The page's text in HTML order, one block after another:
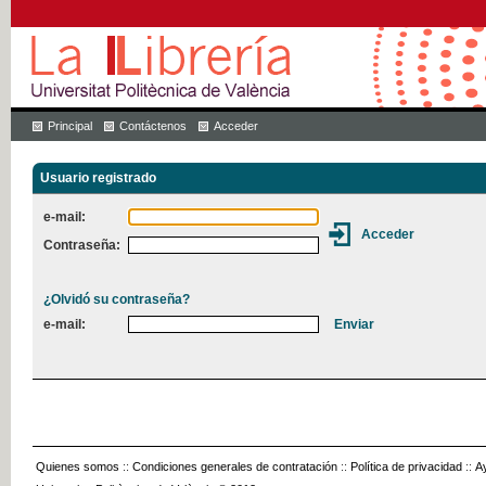
Principal Contáctenos Acceder
Usuario registrado
e-mail:
Contraseña:
¿Olvidó su contraseña?
e-mail:
Quienes somos :: Condiciones generales de contratación :: Política de privacidad ::